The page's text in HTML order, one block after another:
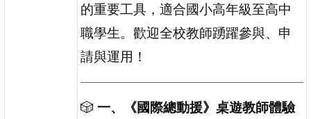
的重要工具，適合國小高年級至高中
職學生。歡迎全校教師踴躍參與、申
請與運用！
🎲一、《國際總動援》桌遊教師體驗